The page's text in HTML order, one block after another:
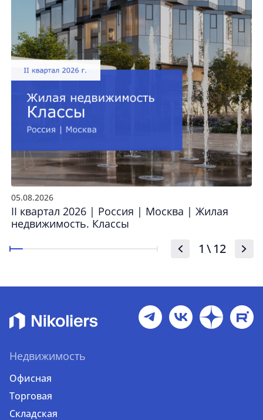
05.08.2026
II квартал 2026 | Россия | Москва | Жилая
недвижимость. Классы
1 \12
Недвижимость
Офисная
Торговая
Складская